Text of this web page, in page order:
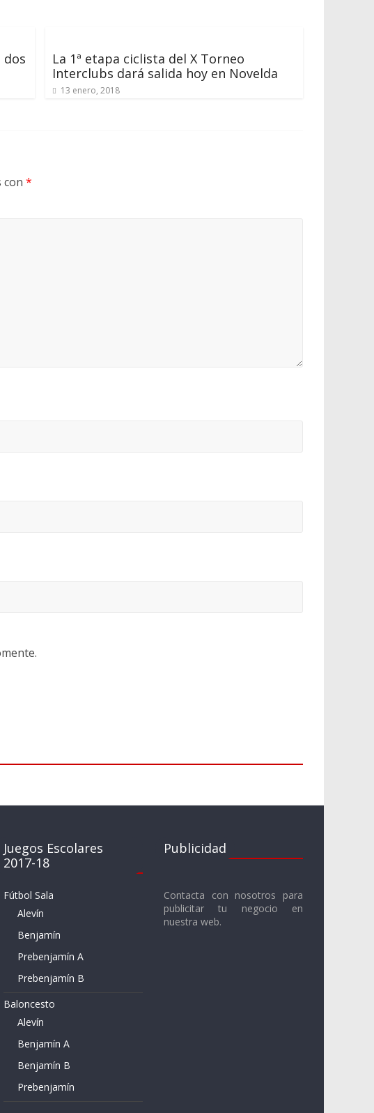
dos
La 1ª etapa ciclista del X Torneo
Interclubs dará salida hoy en Novelda
13 enero, 2018
con *
Juegos Escolares
2017-18
Fútbol Sala
Alevín
Benjamín
Prebenjamín A
Prebenjamín B
Baloncesto
Alevín
Benjamín A
Benjamín B
Prebenjamín
Publicidad
Contacta con nosotros para
publicitar tu negocio en
nuestra web.